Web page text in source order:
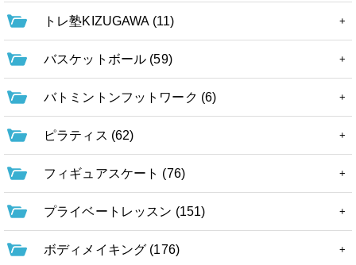
トレ塾KIZUGAWA (11)
バスケットボール (59)
バトミントンフットワーク (6)
ピラティス (62)
フィギュアスケート (76)
プライベートレッスン (151)
ボディメイキング (176)